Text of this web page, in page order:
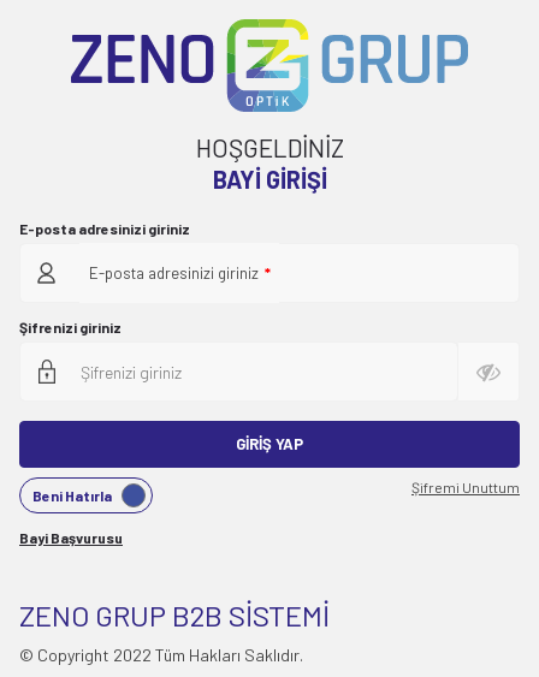
HOŞGELDİNİZ
BAYI GIRIŞI
E-posta adresinizi giriniz
E-posta adresinizi giriniz *
Şifrenizi giriniz
GIRIŞ YAP
Beni Hatırla Şifremi Unuttum
Bayi Başvurusu
ZENO GRUP B2B SİSTEMİ
© Copyright 2022 Tüm Hakları Saklıdır.